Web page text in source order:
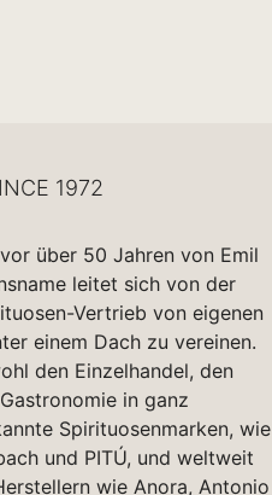
1972
über 50 Jahren von Emil
leitet sich von der
Vertrieb von eigenen
einem Dach zu vereinen.
den Einzelhandel, den
in ganz
Spirituosenmarken, wie
und PITÚ, und weltweit
wie Anora, Antonio